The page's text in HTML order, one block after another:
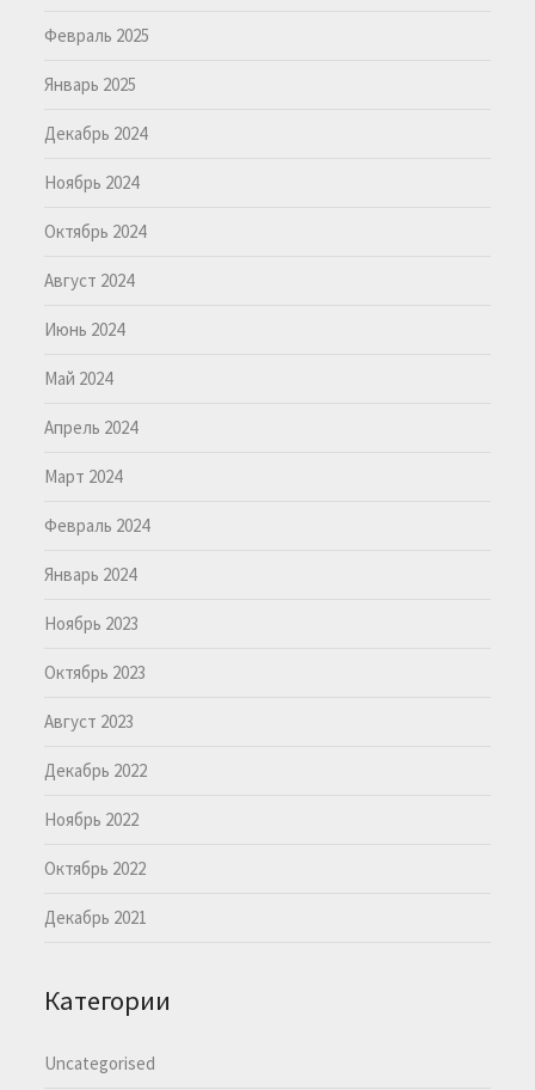
Февраль 2025
Январь 2025
Декабрь 2024
Ноябрь 2024
Октябрь 2024
Август 2024
Июнь 2024
Май 2024
Апрель 2024
Март 2024
Февраль 2024
Январь 2024
Ноябрь 2023
Октябрь 2023
Август 2023
Декабрь 2022
Ноябрь 2022
Октябрь 2022
Декабрь 2021
Категории
Uncategorised